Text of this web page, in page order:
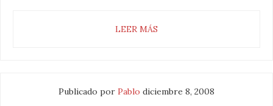
LEER MÁS
Publicado por Pablo diciembre 8, 2008